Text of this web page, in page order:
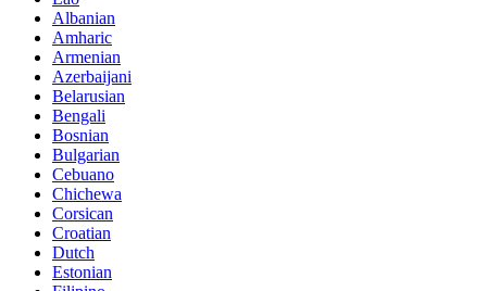
Albanian
Amharic
Armenian
Azerbaijani
Belarusian
Bengali
Bosnian
Bulgarian
Cebuano
Chichewa
Corsican
Croatian
Dutch
Estonian